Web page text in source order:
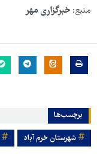
منبع: خبرگزاری مهر
برچسب‌ها
شهرستان خرم آباد